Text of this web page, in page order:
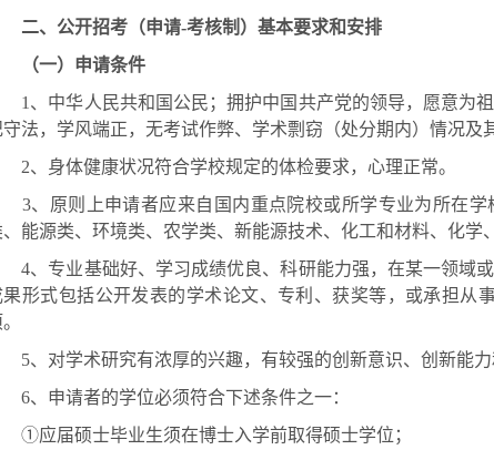
二、公开招考（申请-考核制）基本要求和安排
（一）申请条件
1 、中华人民共和国公民；拥护中国共产党的领导，愿意为
法，学风端正，无考试作弊、学术剽窃（处分期内）情况及
2、身体健康状况符合学校规定的体检要求，心理正常。
3、原则上申请者应来自国内重点院校或所学专业为所在
、能源类、环境类、农学类、新能源技术、化工和材料、化学
4、专业基础好、学习成绩优良、科研能力强，在某一领域
果形式包括公开发表的学术论文、专利、获奖等，或承担从
5、对学术研究有浓厚的兴趣，有较强的创新意识、创新能力
6、申请者的学位必须符合下述条件之一：
①应届硕士毕业生须在博士入学前取得硕士学位；